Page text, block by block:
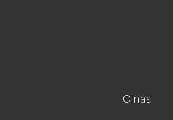
O nas